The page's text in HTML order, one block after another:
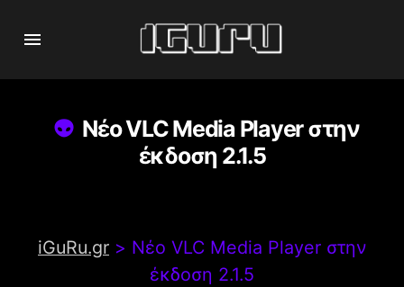
Νέο VLC Media Player στην
έκδοση 2.1.5
iGuRu.gr > Νέο VLC Media Player στην
έκδοση 2.1.5